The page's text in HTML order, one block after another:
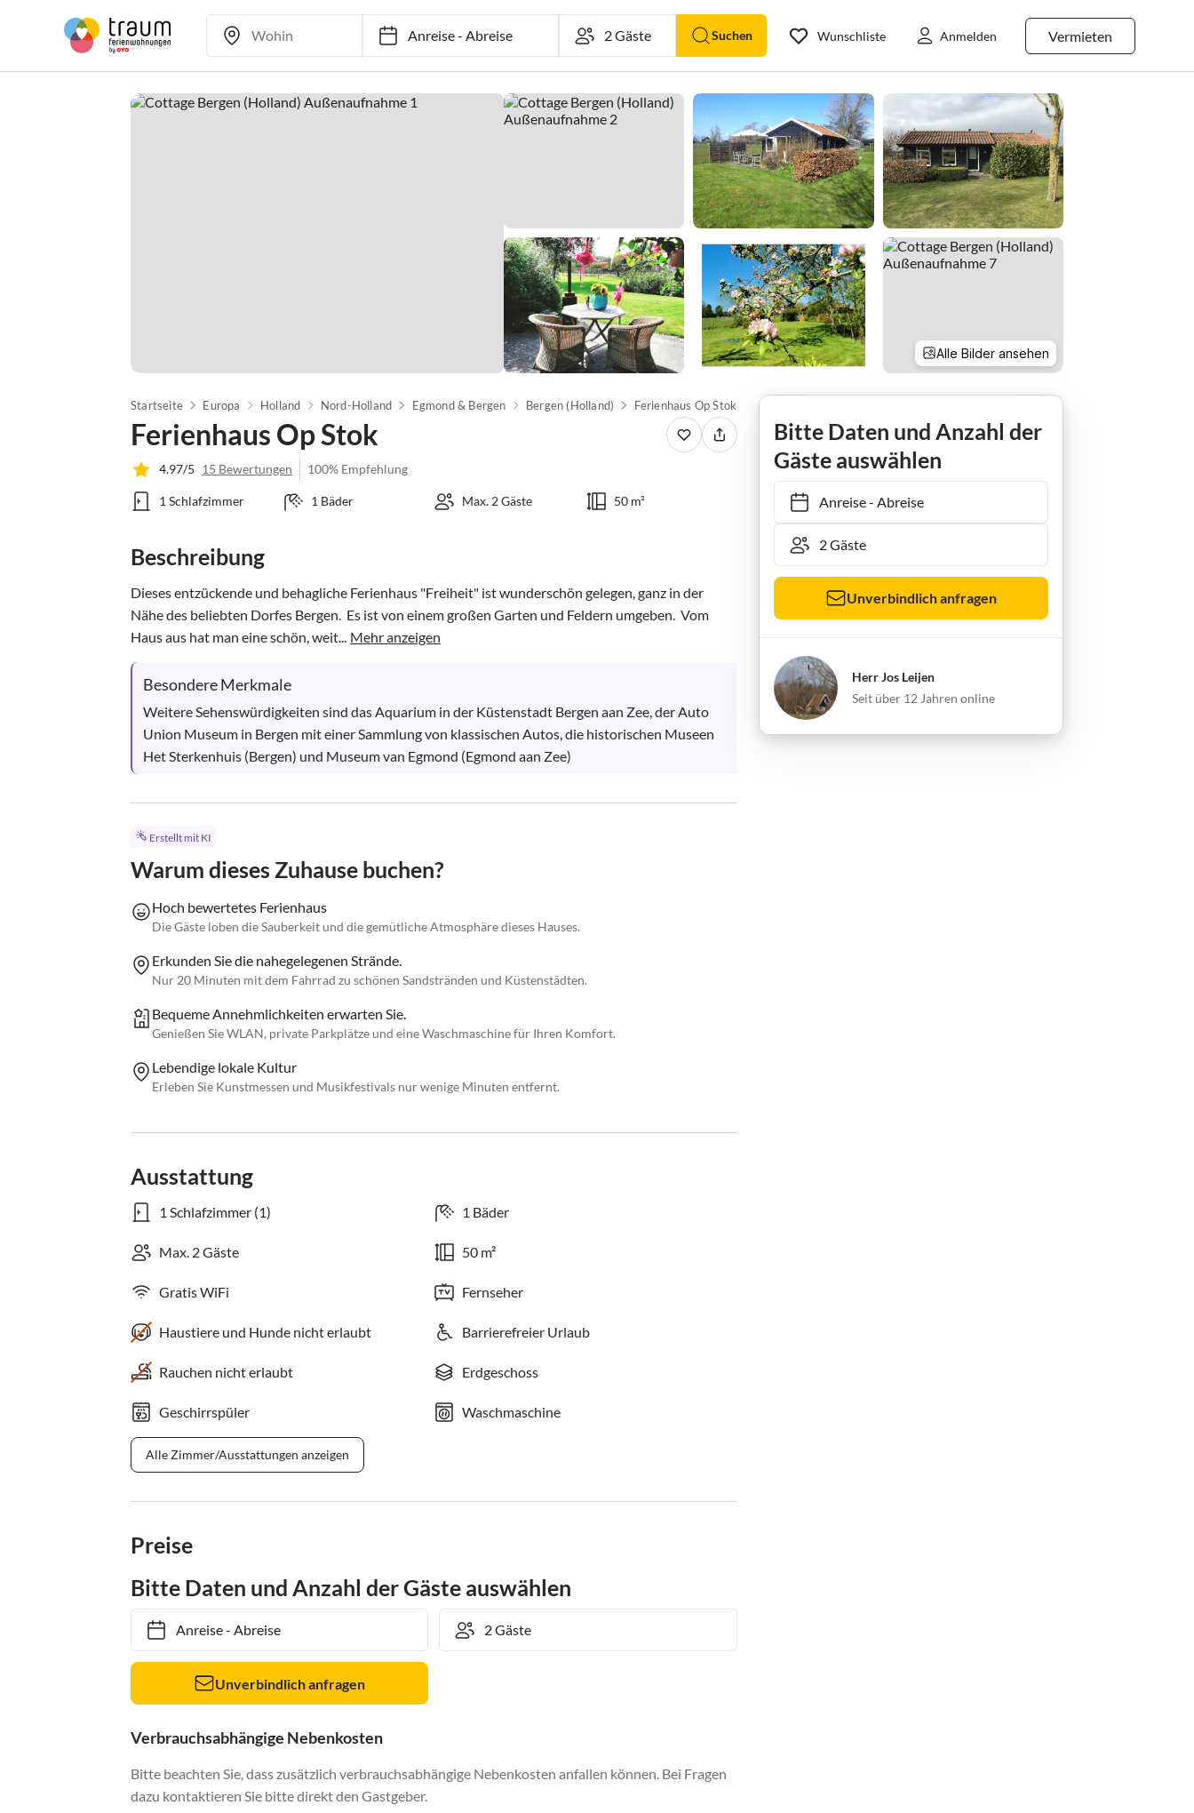
Anreise-Abreise Suchen Vermieten
Wunschliste Anmelden
Alle Bilder ansehen
Startseite Europa Holland Nord-Holland Egmond & Bergen Bergen (Holland) Ferienhaus Op Stok
Ferienhaus Op Stok
4.97/5 15 Bewertungen 100% Empfehlung
1 Schlafzimmer 1 Bäder Max. 2 Gäste 50 m²
Beschreibung
Dieses entzückende und behagliche Ferienhaus "Freiheit" ist wunderschön gelegen, ganz in der
Nähe des beliebten Dorfes Bergen.  Es ist von einem großen Garten und Feldern umgeben.  Vom
Haus aus hat man eine schön, weit... Mehr anzeigen
Besondere Merkmale
Weitere Sehenswürdigkeiten sind das Aquarium in der Küstenstadt Bergen aan Zee, der Auto
Union Museum in Bergen mit einer Sammlung von klassischen Autos, die historischen Museen
Het Sterkenhuis (Bergen) und Museum van Egmond (Egmond aan Zee)
Erstellt mit KI
Warum dieses Zuhause buchen?
Hoch bewertetes Ferienhaus
Die Gäste loben die Sauberkeit und die gemütliche Atmosphäre dieses Hauses.
Erkunden Sie die nahegelegenen Strände.
Nur 20 Minuten mit dem Fahrrad zu schönen Sandstränden und Küstenstädten.
Bequeme Annehmlichkeiten erwarten Sie.
Genießen Sie WLAN, private Parkplätze und eine Waschmaschine für Ihren Komfort.
Lebendige lokale Kultur
Erleben Sie Kunstmessen und Musikfestivals nur wenige Minuten entfernt.
Ausstattung
1 Schlafzimmer (1) 1 Bäder
Max. 2 Gäste 50 m²
Gratis WiFi Fernseher
Haustiere und Hunde nicht erlaubt Barrierefreier Urlaub
Rauchen nicht erlaubt Erdgeschoss
Geschirrspüler Waschmaschine
Alle Zimmer/Ausstattungen anzeigen
Preise
Bitte Daten und Anzahl der Gäste auswählen
Anreise- Abreise
Unverbindlich anfragen
Verbrauchsabhängige Nebenkosten
Bitte beachten Sie, dass zusätzlich verbrauchsabhängige Nebenkosten anfallen können. Bei Fragen
dazu kontaktieren Sie bitte direkt den Gastgeber.
Bitte Daten und Anzahl der
Gäste auswählen
Anreise- Abreise
Unverbindlich anfragen
Herr Jos Leijen
Seit über 12 Jahren online